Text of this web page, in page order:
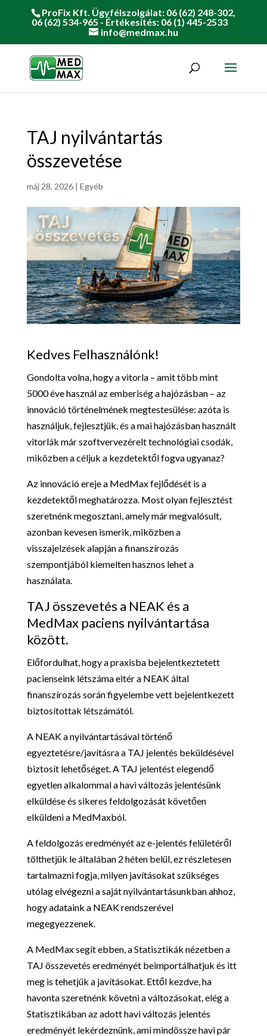
ProFix Kft. Ügyfélszolgálat: 06 (62) 248-302,
06 (62) 534-965 - Értékesítés: 06 (1) 445-2533
info@medmax.hu
TAJ nyilvántartás
összevetése
máj 28, 2026| Egyéb
Kedves Felhasználónk!
Gondolta volna, hogy a vitorla – amit több mint
5000 éve használ az emberiség a hajózásban – az
innováció történelmének megtestesülése: azóta is
használjuk, fejlesztjük, és a mai hajózásban használt
vitorlák már szoftvervezérelt technológiai csodák,
miközben a céljuk a kezdetektől fogva ugyanaz?
Az innováció ereje a MedMax fejlődését is a
kezdetektől meghatározza. Most olyan fejlesztést
szeretnénk megosztani, amely már megvalósult,
azonban kevesen ismerik, miközben a
visszajelzések alapján a finanszírozás
szempontjából kiemelten hasznos lehet a
használata.
TAJ összevetés a NEAK és a
MedMax paciens nyilvántartása
között.
Előfordulhat, hogy a praxisba bejelentkeztetett
pacienseink létszáma eltér a NEAK által
finanszírozás során figyelembe vett bejelentkezett
biztosítottak létszámától.
A NEAK a nyilvántartásával történő
egyeztetésre/javításra a TAJ jelentés beküldésével
biztosít lehetőséget. A TAJ jelentést elegendő
egyetlen alkalommal a havi változás jelentésünk
elküldése és sikeres feldolgozását követően
elküldeni a MedMaxból.
A feldolgozás eredményét az e-jelentés felületéről
tölthetjük le általában 2 héten belül, ez részletesen
tartalmazni fogja, milyen javításokat szükséges
utólag elvégezni a saját nyilvántartásunkban ahhoz,
hogy adataink a NEAK rendszerével
megegyezzenek.
A MedMax segít ebben, a Statisztikák nézetben a
TAJ összevetés eredményét beimportálhatjuk és itt
meg is tehetjük a javításokat. Ettől kezdve, ha
havonta szeretnénk követni a változásokat, elég a
Statisztikában az adott havi változás jelentés
eredményét lekérdeznünk, ami mindössze havi pár